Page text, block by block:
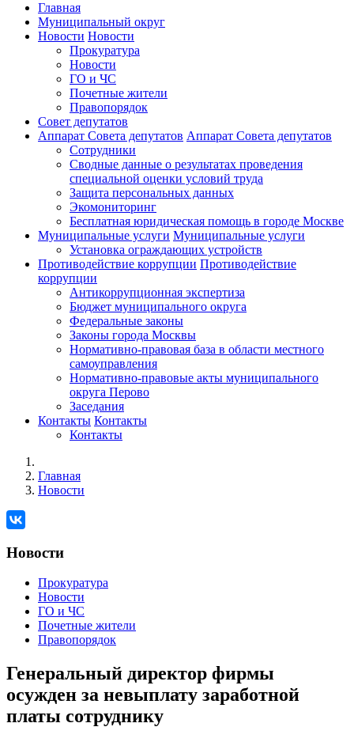
Главная
Муниципальный округ
Новости Новости
Прокуратура
Новости
ГО и ЧС
Почетные жители
Правопорядок
Совет депутатов
Аппарат Совета депутатов Аппарат Совета депутатов
Сотрудники
Сводные данные о результатах проведения
специальной оценки условий труда
Защита персональных данных
Экомониторинг
Бесплатная юридическая помощь в городе Москве
Муниципальные услуги Муниципальные услуги
Установка ограждающих устройств
Противодействие коррупции Противодействие
коррупции
Антикоррупционная экспертиза
Бюджет муниципального округа
Федеральные законы
Законы города Москвы
Нормативно-правовая база в области местного
самоуправления
Нормативно-правовые акты муниципального
округа Перово
Заседания
Контакты Контакты
Контакты
Главная
Новости
Новости
Прокуратура
Новости
ГО и ЧС
Почетные жители
Правопорядок
Генеральный директор фирмы
осужден за невыплату заработной
платы сотруднику